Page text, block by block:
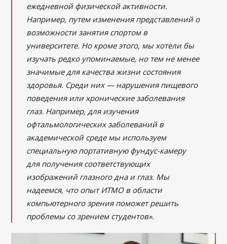
ежедневной физической активности.
Например, путем изменения представлений о
возможности занятия спортом в
университете. Но кроме этого, мы хотели бы
изучать редко упоминаемые, но тем не менее
значимые для качества жизни состояния
здоровья. Среди них — нарушения пищевого
поведения или хронические заболевания
глаз. Например, для изучения
офтальмологических заболеваний в
академической среде мы используем
специальную портативную фундус-камеру
для получения соответствующих
изображений глазного дна и глаз. Мы
надеемся, что опыт ИТМО в области
компьютерного зрения поможет решить
проблемы со зрением студентов».